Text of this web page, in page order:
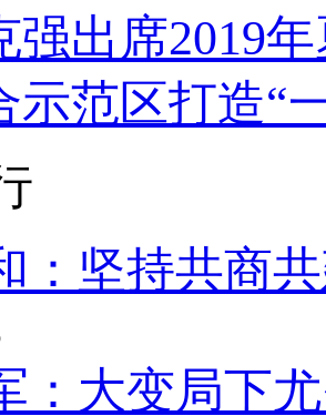
强出席2019
示范区打造“
：坚持共商
：大变局下